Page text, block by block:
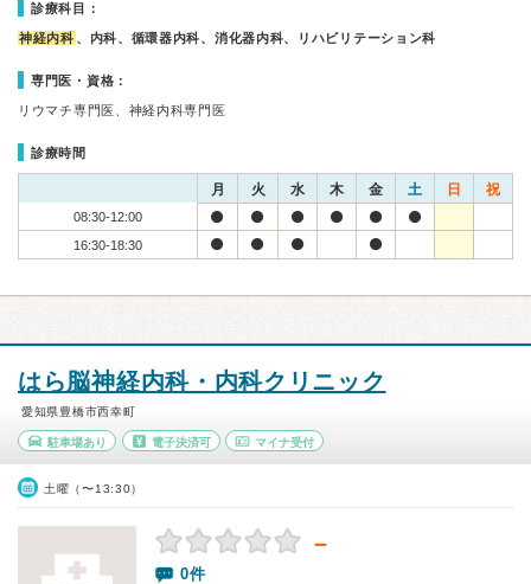
診療科目：
神経内科 、内科、循環器内科、消化器内科、リハビリテーション科
専門医・資格：
リウマチ専門医、神経内科専門医
診療時間
月 火 水 木 金 土 日 祝
08:30-12:00
16:30-18:30
はら脳神経内科・内科クリニック
愛知県豊橋市西幸町
駐車場あり 電子決済可 マイナ受付
土曜（〜13:30）
－
0件